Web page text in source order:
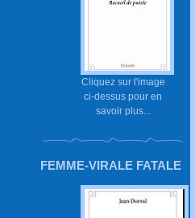
Cliquez sur l'image
ci-dessus pour en
savoir plus...
FEMME-VIRALE FATALE